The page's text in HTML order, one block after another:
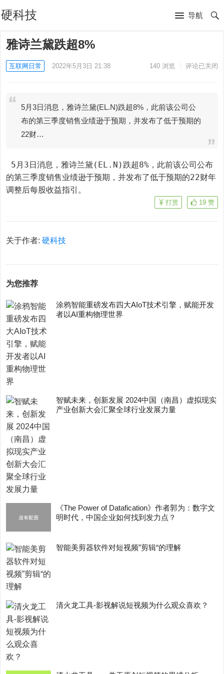
硬科技 导航
雅诗兰黛跌超8%
互联网日常 2022年5月3日 21:38 140浏览 评论已关闭
5月3日消息，雅诗兰黛(EL.N)跌超8%，此前该公司公
布的第三季度销售业绩逊于预期，并发布了低于预期的
22财…
的第三季度销售业绩逊于预期，并发布了低于预期的22财年
调整后每股收益指引。
19 赞
打赏
关于作者:硬科技
为您推荐
涂鸦智能重磅发布四大AIoT技术引擎，赋能开发
者以AI重构物理世界
智赋未来，创新发展 2024中国（南昌）虚拟现实
产业创新大会汇聚全球行业发展力量
《The Power of Datafication》作者郭为：数字文
明时代，中国企业如何找到发力点？
智能美剪器软件对短视频”剪辑“的理解
清火龙工具-影视解说短视频为什么观众喜欢？